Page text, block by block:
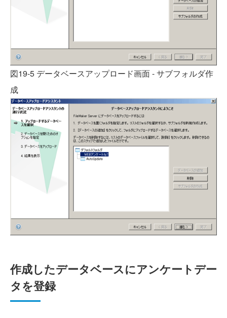
図19-5 データベースアップロード画面 - サブフォルダ作
成
作成したデータベースにアンケートデー
タを登録